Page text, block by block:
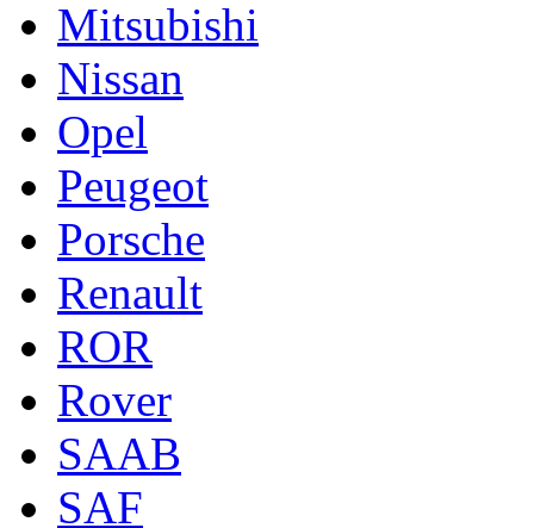
Mitsubishi
Nissan
Opel
Peugeot
Porsche
Renault
ROR
Rover
SAAB
SAF